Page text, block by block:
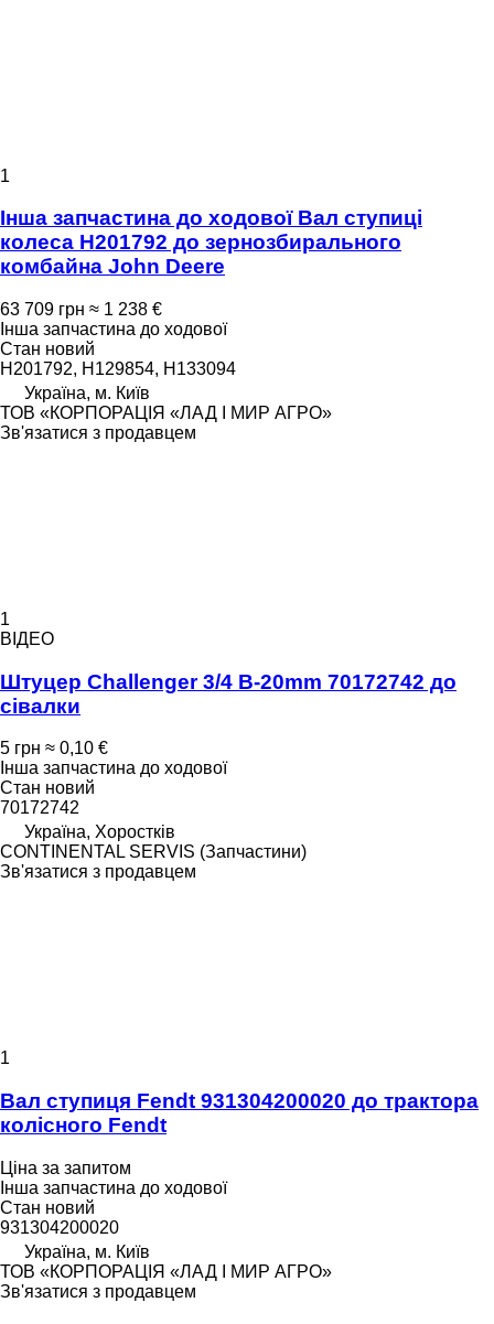
1
Інша запчастина до ходової Вал ступиці
колеса H201792 до зернозбирального
комбайна John Deere
63 709 грн ≈ 1 238 €
Інша запчастина до ходової
Стан новий
H201792, H129854, H133094
Україна, м. Київ
ТОВ «КОРПОРАЦІЯ «ЛАД І МИР АГРО»
Зв'язатися з продавцем
1
ВІДЕО
Штуцер Challenger 3/4 B-20mm 70172742 до
сівалки
5 грн ≈ 0,10 €
Інша запчастина до ходової
Стан новий
70172742
Україна, Хоростків
CONTINENTAL SERVIS (Запчастини)
Зв'язатися з продавцем
1
Вал ступиця Fendt 931304200020 до трактора
колісного Fendt
Ціна за запитом
Інша запчастина до ходової
Стан новий
931304200020
Україна, м. Київ
ТОВ «КОРПОРАЦІЯ «ЛАД І МИР АГРО»
Зв'язатися з продавцем